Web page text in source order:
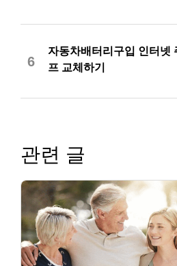
6
자동차배터리구입 인터넷
프 교체하기
관련 글